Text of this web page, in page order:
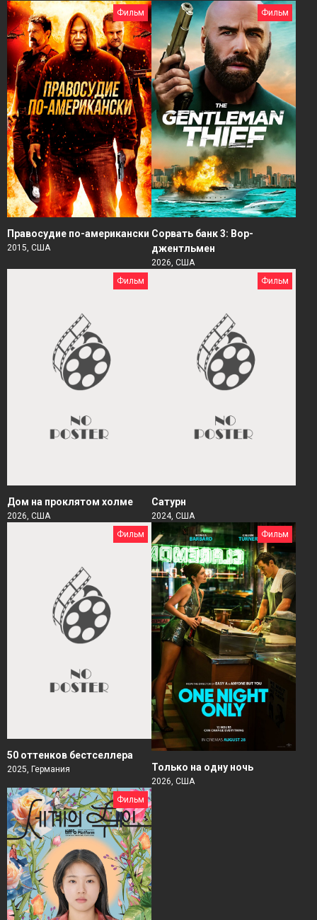
Фильм
Правосудие по-американски
2015, США
Фильм
Сорвать банк 3: Вор-
джентльмен
2026, США
Фильм
Дом на проклятом холме
2026, США
Фильм
Сатурн
2024, США
Фильм
50 оттенков бестселлера
2025, Германия
Фильм
Только на одну ночь
2026, США
Фильм